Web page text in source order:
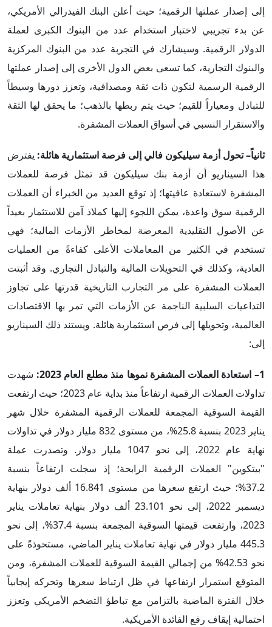
إلى إصدار عملتها الرقمية؛ حيث أعلن البنك الفيدرالي الأمريكي،
عن بدء تجريبي لاختبار استخدام عدد من البنوك الكبرى لعملة
الدولار الرقمية. وسيشارك في التجربة عدد من البنوك المركزية
والبنوك التجارية، كما تسعى بعض الدول الأخرى إلى إصدار عملتها
الرقمية الرسمية لتكون ذات ثقة ومصداقية، وتعزز دورها وسيطاً
للتبادل ومعياراً للقيم؛ حيث يتم ربطها بالذهب؛ ما يحقق لها الثقة
والاستقرار النسبي في أسواق العملات المشفرة.
ثانياً–تحول أزمة سيليكون فالي إلى فرصة استثمارية هائلة: يفترض
هذا السيناريو أن أزمة بنك سيليكون قد تمثل فرصة للعملات
المشفرة لاستعادة عافيتها؛ إذ توقع العديد من الخبراء أن العملات
الرقمية سوق واعدة، يمكن اللجوء إليها كملاذ آمن للاستثمار بعيداً
عن الأصول التقليدية المعرضة لمخاطر الأزمات المالية؛ فهي
تستخدم في الكثير من المعاملات الأعلى كفاءةً من العمليات
العادية، وكذلك في التحويلات المالية والتبادل التجاري. وقد أثبتت
العملات المشفرة على مر التجارب التاريخية قدرتها على تجاوز
التداعيات السلبية الناجمة عن الأزمات التي تمر بها الاقتصادات
العالمية، وتحويلها إلى فرص استثمارية هائلة. ويستند ذلك السيناريو
إلى:
1– استعادة العملات المشفرة نموها منذ مطلع العام 2023:
شهدت
تداولات العملات الرقمية ارتفاعاً منذ بداية عام 2023؛ حيث ارتفعت
القيمة السوقية المجمعة للعملات الرقمية المشفرة خلال شهر
يناير 2023 بنسبة 25.8%، من مستوى 832 مليار دولار في تداولات
نهاية عام 2022، إلى نحو 1047 مليار دولار. وتصدرت عملة
"بيتكوين" العملات الرقمية الرابحة؛ إذ سجلت ارتفاعاً بنسبة
37.2%؛ حيث ارتفع سعرها من مستوى 16.841 ألف دولار بنهاية
ديسمبر 2022، إلى نحو 23.101 ألف دولار بنهاية تعاملات يناير
2023، وارتفعت قيمتها السوقية المجمعة بنسبة 37.4%، إلى نحو
445.3 مليار دولار في نهاية تعاملات يناير الماضي، مستحوذةً على
نحو 42.53% من إجمالي القيمة السوقية للعملات المشفرة، ومن
المتوقع استمرار ارتفاعها في ظل ارتباط سعرها وتحركه إيجابياً
خلال الفترة الماضية بالتزامن مع تباطؤ التضخم الأمريكي وتعزز
احتمالية إيقاف رفع الفائدة الأمريكية.